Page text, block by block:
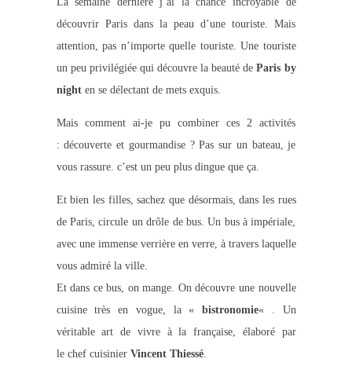
découvrir Paris dans la peau d’une touriste. Mais
attention, pas n’importe quelle touriste. Une touriste
un peu privilégiée qui découvre la beauté deParis by
nighten se délectant de mets exquis.
Mais comment ai-je pu combiner ces 2 activités
: découverte et gourmandise ? Pas sur un bateau, je
vous rassure. c’est un peu plus dingue que ça.
Et bien les filles, sachez que désormais, dans les rues
de Paris, circule un drôle de bus. Un bus à impériale,
avec une immense verrière en verre, à travers laquelle
vous admiré la ville.
Et dans ce bus, on mange. On découvre une nouvelle
cuisine très en vogue, la « bistronomie« . Un
véritable art de vivre à la française, élaboré par
le chef cuisinier Vincent Thiessé.